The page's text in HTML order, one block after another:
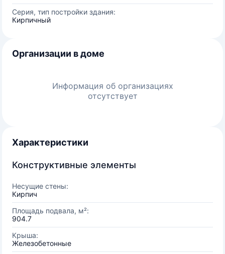
Серия, тип постройки здания:
Кирпичный
Организации в доме
Информация об организациях
отсутствует
Характеристики
Конструктивные элементы
Несущие стены:
Кирпич
Площадь подвала, м²:
904.7
Крыша:
Железобетонные